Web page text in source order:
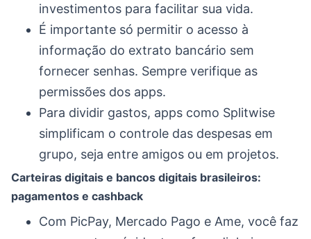
investimentos para facilitar sua vida.
É importante só permitir o acesso à
informação do extrato bancário sem
fornecer senhas. Sempre verifique as
permissões dos apps.
Para dividir gastos, apps como Splitwise
simplificam o controle das despesas em
grupo, seja entre amigos ou em projetos.
Carteiras digitais e bancos digitais brasileiros:
pagamentos e cashback
Com PicPay, Mercado Pago e Ame, você faz